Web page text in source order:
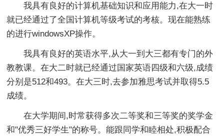
我具有良好的计算机基础知识和应用能力,在大一时
就已经通过了全国计算机等级考试的考核。现在能熟练
的进行windowsXP操作。
我具有良好的英语水平,从大一到大三都有专门的外
教教课。在大二时就已经通过国家英语四级和六级,成绩
分别是512和493。在大三时,去参加雅思考试并取得5.5
成绩。
在大学期间,时常获得多次二等奖和三等奖的奖学金
和"优秀三好学生"的称号。能跟同学和睦相处,积极配合